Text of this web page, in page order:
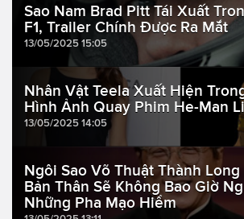
Sao Nam Brad Pitt Tái Xuất
F1, Trailer Chính Được Ra Mắt
13/05/2025 15:05
Nhân Vật Teela Xuất Hiện
Hình Ảnh Quay Phim He-Man
13/05/2025 14:05
Ngôi Sao Võ Thuật Thành Long
Bản Thân Sẽ Không Bao Giờ
Những Pha Mạo Hiểm